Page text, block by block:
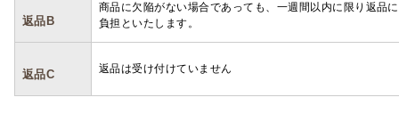
返品B
商品に欠陥がない場合であっても、一週間以内に限り返品
負担といたします。
返品C 返品は受け付けていません